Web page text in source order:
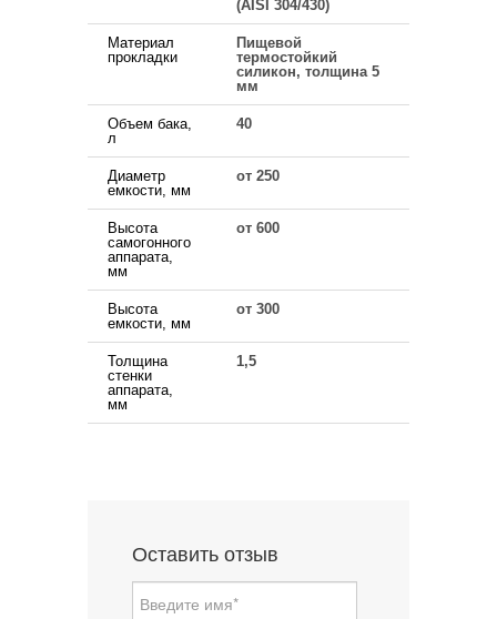
(AISI 304/430)
Материал
прокладки
Пищевой
термостойкий
силикон, толщина 5
мм
Объем бака,
л
40
Диаметр
емкости, мм
от 250
Высота
самогонного
аппарата,
мм
от 600
Высота
емкости, мм
от 300
Толщина
стенки
аппарата,
мм
1,5
Оставить отзыв